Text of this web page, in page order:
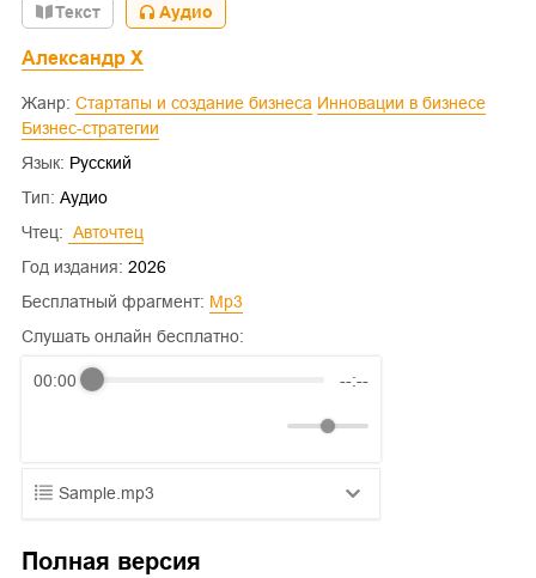
Текст Аудио
Александр X
Жанр: Стартапы и создание бизнеса
Инновации в бизнесе
Бизнес-стратегии
Язык: Русский
Тип: Аудио
Чтец:
Авточтец
Год издания: 2026
Бесплатный фрагмент:
mp3
Слушать онлайн бесплатно:
00:00 --:--
Sample.mp3
Полная версия